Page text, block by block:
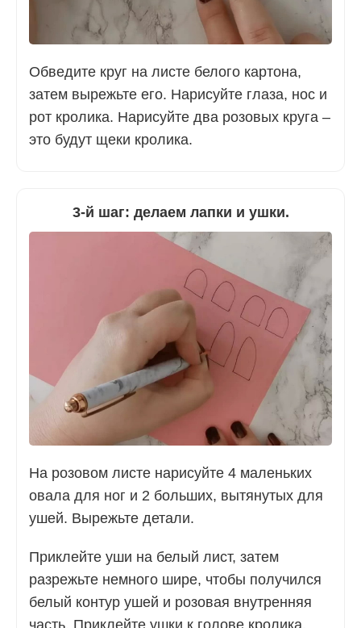
Обведите круг на листе белого картона,
затем вырежьте его. Нарисуйте глаза, нос и
рот кролика. Нарисуйте два розовых круга –
это будут щеки кролика.
3-й шаг: делаем лапки и ушки.
На розовом листе нарисуйте 4 маленьких
овала для ног и 2 больших, вытянутых для
ушей. Вырежьте детали.
Приклейте уши на белый лист, затем
разрежьте немного шире, чтобы получился
белый контур ушей и розовая внутренняя
часть. Приклейте ушки к голове кролика.